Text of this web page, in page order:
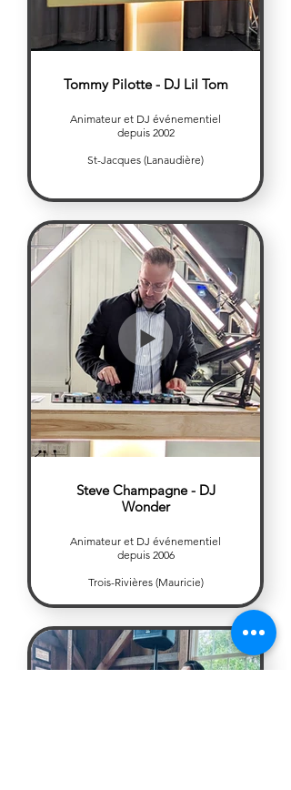
Tommy Pilotte - DJ Lil Tom
Animateur et DJ événementiel
depuis 2002
St-Jacques (Lanaudière)
Steve Champagne - DJ
Wonder
Animateur et DJ événementiel
depuis 2006
Trois-Rivières (Mauricie)